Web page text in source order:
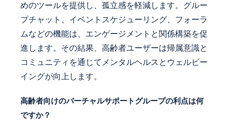
めのツールを提供し、孤立感を軽減します。グルー
プチャット、イベントスケジューリング、フォーラ
ムなどの機能は、エンゲージメントと関係構築を促
進します。その結果、高齢者ユーザーは帰属意識と
コミュニティを通じてメンタルヘルスとウェルビー
イングが向上します。
高齢者向けのバーチャルサポートグループの利点は何
ですか？